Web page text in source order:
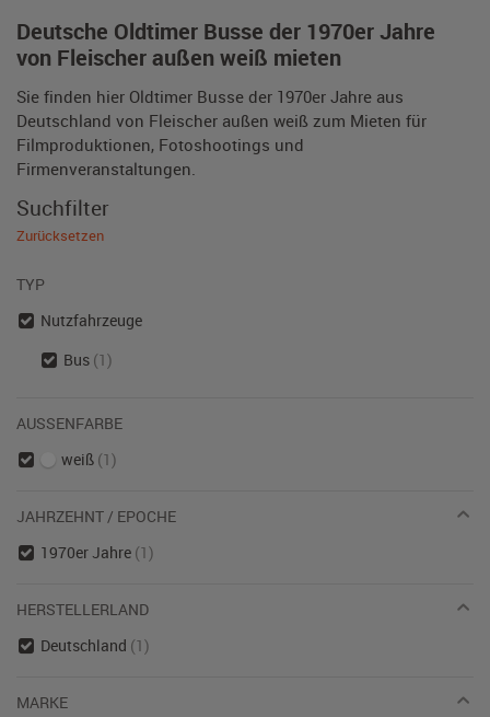
Deutsche Oldtimer Busse der 1970er Jahre
von Fleischer außen weiß mieten
Sie finden hier Oldtimer Busse der 1970er Jahre aus
Deutschland von Fleischer außen weiß zum Mieten für
Filmproduktionen, Fotoshootings und
Firmenveranstaltungen.
Suchfilter
Zurücksetzen
TYP
Nutzfahrzeuge
Bus (1)
AUSSENFARBE
weiß (1)
JAHRZEHNT / EPOCHE
1970er Jahre (1)
HERSTELLERLAND
Deutschland (1)
MARKE